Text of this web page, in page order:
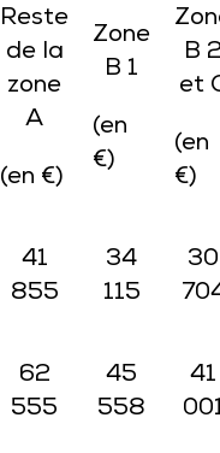
Reste
de la
zone
A
(en €)
Zone
B 1
(en
€)
B
et
(en
€)
41
855
34
115
30
62
555
45
558
41